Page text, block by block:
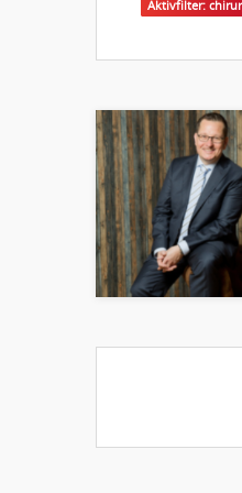
Aktivfilter: